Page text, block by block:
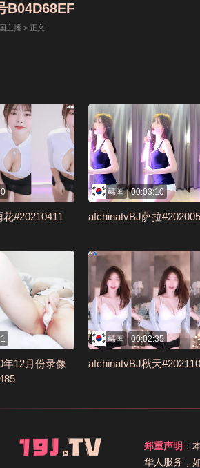
B04D68EF
主播 > 正文
#20210411
韩国 00:03:10
afchinatvBJ萨拉
年12月份录像
韩国 00:02:35
afchinatvBJ秋天
郑重声明 ：
华人服务，